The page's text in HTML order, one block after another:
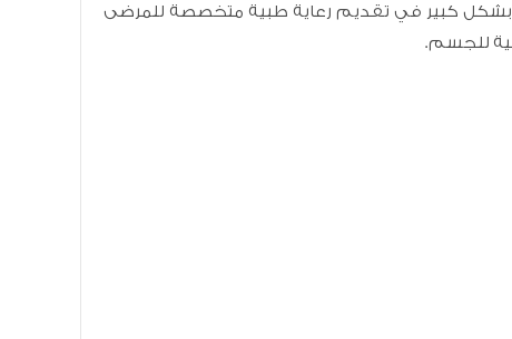
بشكل كبير في تقديم رعاية طبية متخصصة للمرضى
للجسم.